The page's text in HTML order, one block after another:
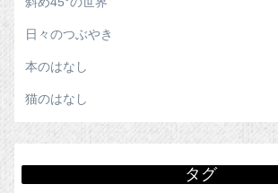
日々のつぶやき
本のはなし
猫のはなし
タグ